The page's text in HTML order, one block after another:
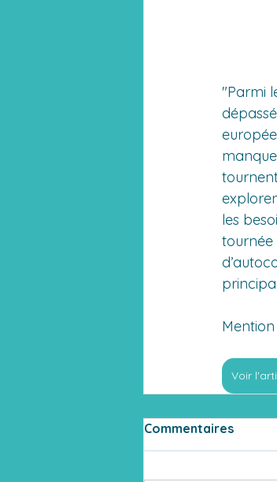
"Parmi
les
tournée
Voir
Commentaires